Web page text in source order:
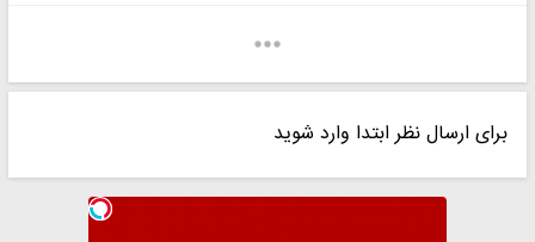
برای ارسال نظر ابتدا وارد شوید